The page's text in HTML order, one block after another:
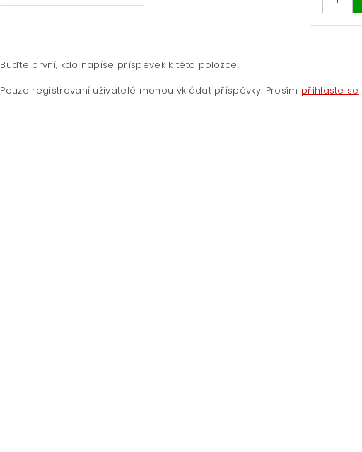
Buďte první, kdo napíše příspěvek k této položce.
Pouze registrovaní uživatelé mohou vkládat příspěvky. Prosím přihlaste se